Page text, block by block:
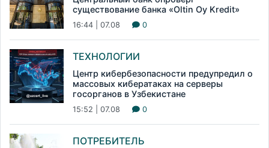
существование банка «Oltin Oy Kredit»
16:44 | 07.08 0
ТЕХНОЛОГИИ
Центр кибербезопасности предупредил о
массовых кибератаках на серверы
госорганов в Узбекистане
15:52 | 07.08 0
ПОТРЕБИТЕЛЬ